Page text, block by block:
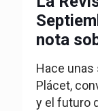
nota
Hace
Plácet,
y el futuro